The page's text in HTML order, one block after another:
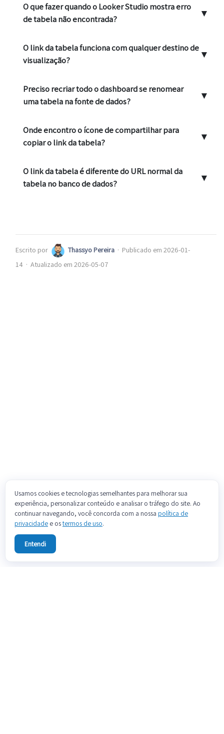
O que fazer quando o Looker Studio mostra erro
de tabela não encontrada?
▼
O link da tabela funciona com qualquer destino de
visualização?
▼
Preciso recriar todo o dashboard se renomear
uma tabela na fonte de dados?
▼
Onde encontro o ícone de compartilhar para
copiar o link da tabela?
▼
O link da tabela é diferente do URL normal da
tabela no banco de dados?
▼
Escrito por Thassyo Pereira · Publicado em 2026-01-
14 · Atualizado em 2026-05-07
Usamos cookies e tecnologias semelhantes para melhorar sua
experiência, personalizar conteúdo e analisar o tráfego do site. Ao
continuar navegando, você concorda com a nossa política de
privacidade e ostermos de uso.
Entendi